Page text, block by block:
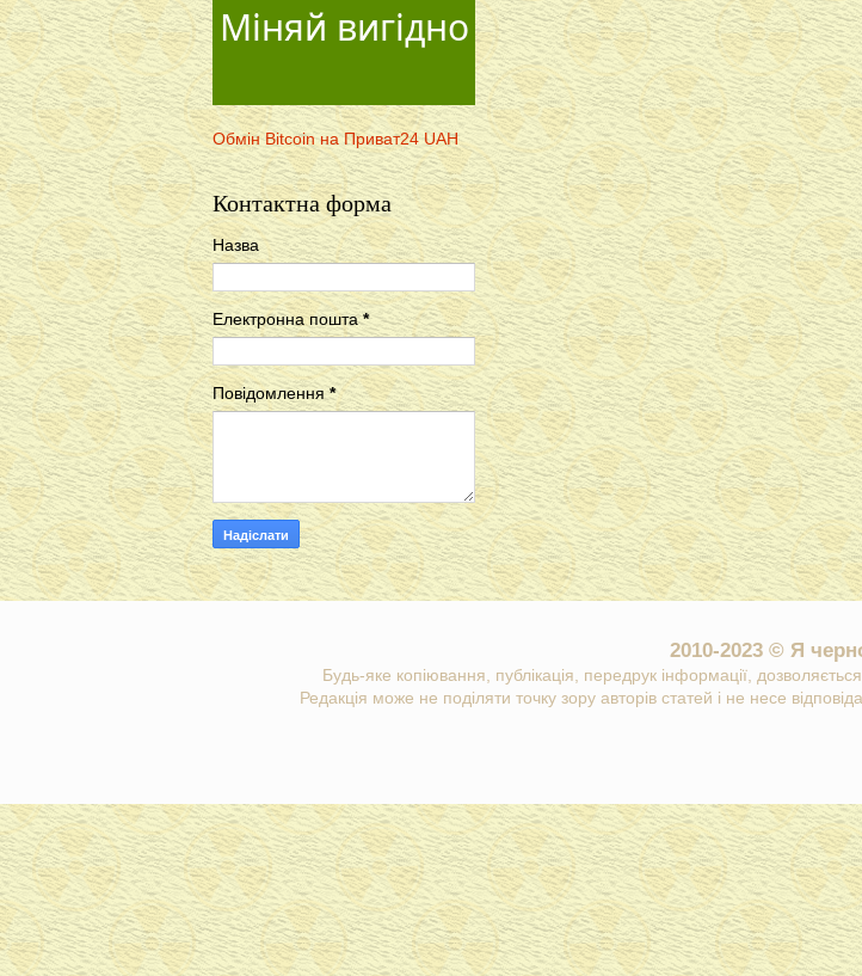
Міняй вигідно
Обмін Bitcoin на Приват24 UAH
Контактна форма
Назва
Електронна пошта*
Повідомлення*
2010-2023 © Я
Будь-яке копіювання, публікація, передрук інформації,
Редакція може не поділяти точку зору авторів статей і не несе